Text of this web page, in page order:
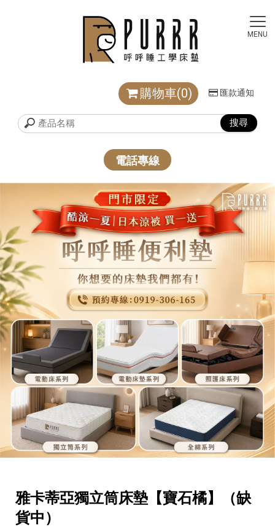
購物車(0) 匯款通知
電話專線
雅卡蒂亞獨立筒床墊【寶石橘】（缺
貨中）